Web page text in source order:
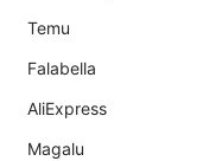
Temu
Falabella
AliExpress
Magalu